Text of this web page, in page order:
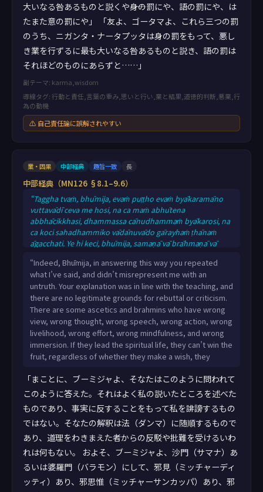
大いなる咎あるものと説くや――身の罰にや、語の罰にや、は
たまた意の罰にや」 「友よ、ゴータマよ、これら三つの罰
のうち、ニガンタ・ナータプッタは身の罰をもって、悪し
き業を行ずるに最も大いなる咎あるものと説き、語の罰は
それほどのものにあらずと……」
副テーマ: karma,wisdom
導線タグ: 行動と責任,言葉の重み,思いと行い,業と結果,道徳的判断,悪業,行
為の動機
⚠ 自己責任論に誤解されやすい
業・因果 中部経典 趣旨一致 長
中部経典（MN126 §8.1–9.6）
“Taggha tvaṁ, bhūmija, evaṁ puṭṭho evaṁ byākaramāno
vuttavādī ceva me hosi, na ca maṁ abhūtena
abbhācikkhasi, dhammassa cānudhammaṁ byākarosi, na
ca koci sahadhammiko vādānuvādo gārayhaṁ ṭhānaṁ
āgacchati. Ye hi keci, bhūmija, samaṇā vā brāhmaṇā vā
micchākammantā micchāājīvā micchāvāyāmā micchāsatī
micchāsamādhino te āsañcepi karitvā brahmacariyaṁ
caranti, abhabbā phalassa adhigamāya; anāsañcepi
karitvā brahmacariyaṁ caranti, abhabbā phalassa
adhigamāya; ā
“Indeed, Bhūmija, in answering this way you repeated
what I’ve said, and didn’t misrepresent me with an
untruth. Your explanation was in line with the teaching, and
there are no legitimate grounds for rebuttal or criticism.
There are some ascetics and brahmins who have wrong
view, wrong thought, wrong speech, wrong action, wrong
livelihood, wrong effort, wrong mindfulness, and wrong
immersion. If they lead the spiritual life, they can’t win the
fruit, regardless of whether they make a wish, they
「まことに、ブーミジャよ、そなたはこのように問われて
このように答えた。それはよく私の説いたところを述べた
ものであり、事実に反することをもって私を誹謗するもの
ではない。そなたの解釈は法（ダンマ）に随順するもので
あり、道理をわきまえた者からの反駁や批難を受けるいわ
れは何もない。 およそ、ブーミジャよ、沙門（サマナ）あ
るいは婆羅門（バラモン）にして、邪見（ミッチャーディ
ッティ）あり、邪思惟（ミッチャーサンカッパ）あり、邪